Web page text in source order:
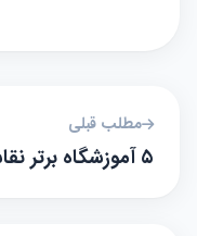
مطلب قبلی
۵ آموزشگاه برتر نقاشی در شیراز شهرک گلستان…